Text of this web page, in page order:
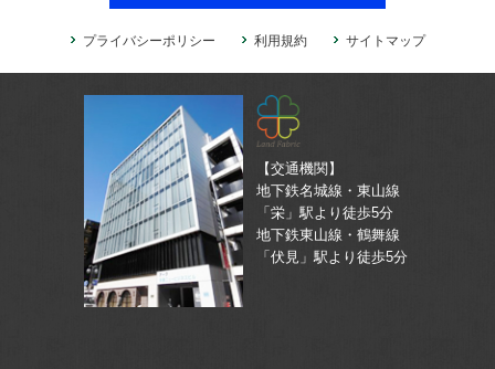
プライバシーポリシー 利用規約 サイトマップ
【交通機関】
地下鉄名城線・東山線
「栄」駅より徒歩5分
地下鉄東山線・鶴舞線
「伏見」駅より徒歩5分